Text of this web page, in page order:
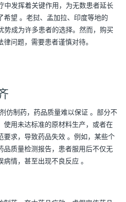
中发挥着关键作用，为无数患者延长
希望 。老挝、孟加拉、印度等地的
势成为许多患者的选择。然而，购买
问题，需要患者谨慎对待。
仿制药，药品质量难以保证 。部分不
使用未达标准的原材料生产，或者在
要求，导致药品失效 。例如，某些个
品质量检测报告，患者服用后不仅无
情，甚至出现不良反应 。